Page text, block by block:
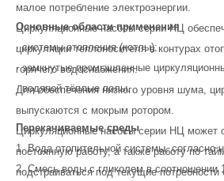
малое потребление электроэнергии.
Циркуляционные насосы серии НЦ
циркуляции теплоносителя в контурах
горячего водоснабжения.
Для обеспечения низкого уровня шума,
выпускаются с мокрым ротором.
Циркуляционные насосы серии НЦ может
постоянную работу, а также работу по
подстраиваться под текущие
Основные области применения
· системы отопления (котлы);
· замкнутые промышленные
· водяной тёплые полы.
Перекачиваемые среды
1. Вода отопительной системы, согласно
2. Смесь воды с гликолем в соотношении